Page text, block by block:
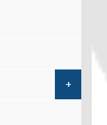
+